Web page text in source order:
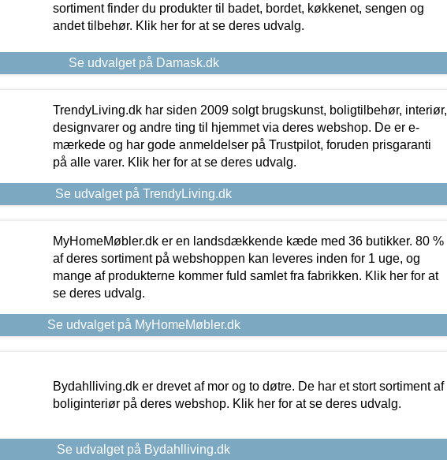
sortiment finder du produkter til badet, bordet, køkkenet, sengen og
andet tilbehør. Klik her for at se deres udvalg.
Se udvalget på Damask.dk
TrendyLiving.dk har siden 2009 solgt brugskunst, boligtilbehør, interiør,
designvarer og andre ting til hjemmet via deres webshop. De er e-
mærkede og har gode anmeldelser på Trustpilot, foruden prisgaranti
på alle varer. Klik her for at se deres udvalg.
Se udvalget på TrendyLiving.dk
MyHomeMøbler.dk er en landsdækkende kæde med 36 butikker. 80 %
af deres sortiment på webshoppen kan leveres inden for 1 uge, og
mange af produkterne kommer fuld samlet fra fabrikken. Klik her for at
se deres udvalg.
Se udvalget på MyHomeMøbler.dk
Bydahlliving.dk er drevet af mor og to døtre. De har et stort sortiment af
boliginteriør på deres webshop. Klik her for at se deres udvalg.
Se udvalget på Bydahlliving.dk